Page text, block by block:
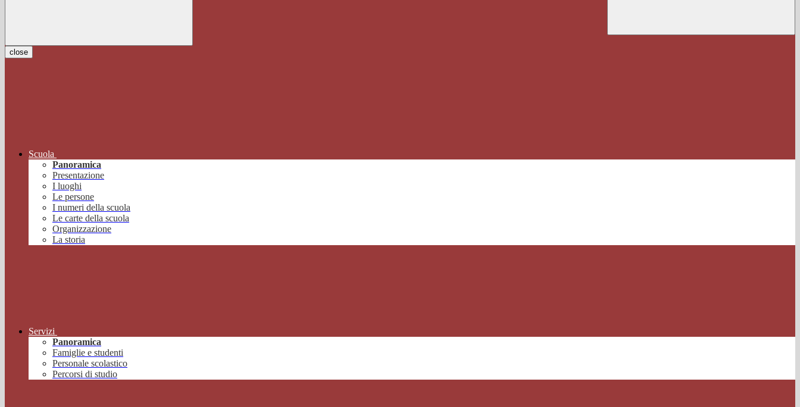
close
Scuola
Panoramica
Presentazione
I luoghi
Le persone
I numeri della scuola
Le carte della scuola
Organizzazione
La storia
Servizi
Panoramica
Famiglie e studenti
Personale scolastico
Percorsi di studio